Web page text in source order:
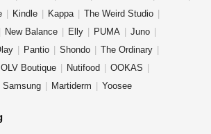
Kindle Kappa
The Weird Studio
New Balance Elly PUMA
Juno
Pantio Shondo
The Ordinary
OLV Boutique Nutifood
OOKAS
Samsung Martiderm Yoosee